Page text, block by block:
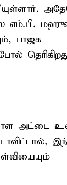
எம்.பி.
பாஜக
அட்டை